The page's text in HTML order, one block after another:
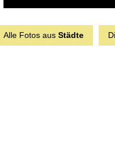
Alle Fotos aus Städte